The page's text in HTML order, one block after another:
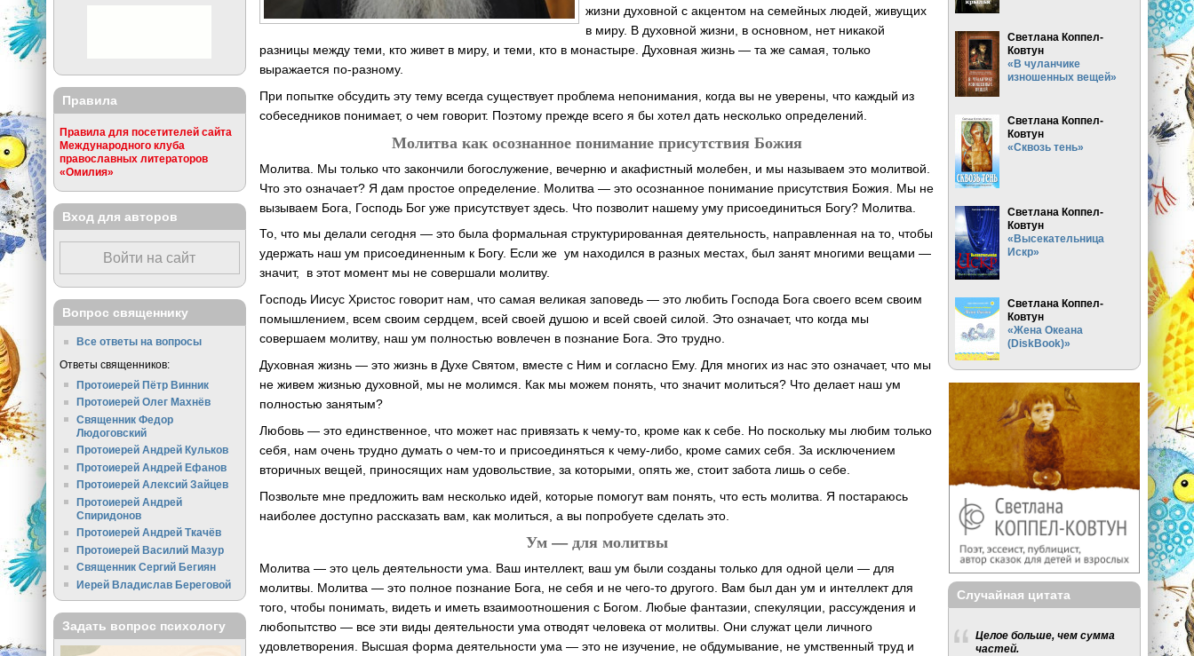
жизни духовной с акцентом на семейных людей, живущих
в миру. В духовной жизни, в основном, нет никакой
разницы между теми, кто живет в миру, и теми, кто в монастыре. Духовная жизнь — та же самая, только
выражается по-разному.
При попытке обсудить эту тему всегда существует проблема непонимания, когда вы не уверены, что каждый из
собеседников понимает, о чем говорит. Поэтому прежде всего я бы хотел дать несколько определений.
Молитва как осознанное понимание присутствия Божия
Молитва. Мы только что закончили богослужение, вечерню и акафистный молебен, и мы называем это молитвой.
Что это означает? Я дам простое определение. Молитва — это осознанное понимание присутствия Божия. Мы не
вызываем Бога, Господь Бог уже присутствует здесь. Что позволит нашему уму присоединиться Богу? Молитва.
То, что мы делали сегодня — это была формальная структурированная деятельность, направленная на то, чтобы
удержать наш ум присоединенным к Богу. Если же ум находился в разных местах, был занят многими вещами —
значит, в этот момент мы не совершали молитву.
Господь Иисус Христос говорит нам, что самая великая заповедь — это любить Господа Бога своего всем своим
помышлением, всем своим сердцем, всей своей душою и всей своей силой. Это означает, что когда мы
совершаем молитву, наш ум полностью вовлечен в познание Бога. Это трудно.
Духовная жизнь — это жизнь в Духе Святом, вместе с Ним и согласно Ему. Для многих из нас это означает, что мы
не живем жизнью духовной, мы не молимся. Как мы можем понять, что значит молиться? Что делает наш ум
полностью занятым?
Любовь — это единственное, что может нас привязать к чему-то, кроме как к себе. Но поскольку мы любим только
себя, нам очень трудно думать о чем-то и присоединяться к чему-либо, кроме самих себя. За исключением
вторичных вещей, приносящих нам удовольствие, за которыми, опять же, стоит забота лишь о себе.
Позвольте мне предложить вам несколько идей, которые помогут вам понять, что есть молитва. Я постараюсь
наиболее доступно рассказать вам, как молиться, а вы попробуете сделать это.
Ум — для молитвы
Молитва — это цель деятельности ума. Ваш интеллект, ваш ум были созданы только для одной цели — для
молитвы. Молитва — это полное познание Бога, не себя и не чего-то другого. Вам был дан ум и интеллект для
того, чтобы понимать, видеть и иметь взаимоотношения с Богом. Любые фантазии, спекуляции, рассуждения и
любопытство — все эти виды деятельности ума отводят человека от молитвы. Они служат цели личного
удовлетворения. Высшая форма деятельности ума — это не изучение, не обдумывание, не умственный труд и
Правила
Правила для посетителей сайта
Международного клуба
православных литераторов
«Омилия»
Вход для авторов
Войти на сайт
Вопрос священнику
Все ответы на вопросы
Ответы священников:
Протоиерей Пётр Винник
Протоиерей Олег Махнёв
Священник Федор
Людоговский
Протоиерей Андрей Кульков
Протоиерей Андрей Ефанов
Протоиерей Алексий Зайцев
Протоиерей Андрей
Спиридонов
Протоиерей Андрей Ткачёв
Протоиерей Василий Мазур
Священник Сергий Бегиян
Иерей Владислав Береговой
Задать вопрос психологу
Светлана Коппел-
Ковтун
«В чуланчике
изношенных вещей»
Светлана Коппел-
Ковтун
«Сквозь тень»
Светлана Коппел-
Ковтун
«Высекательница
Искр»
Светлана Коппел-
Ковтун
«Жена Океана
(DiskBook)»
Случайная цитата
Целое больше, чем сумма
частей.